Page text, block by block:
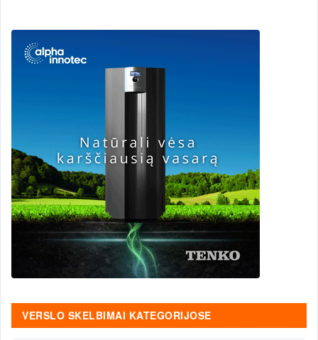
VERSLO SKELBIMAI KATEGORIJOSE